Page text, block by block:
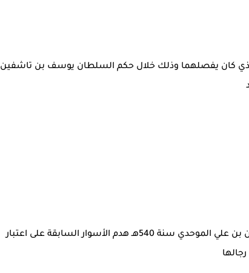
الذي كان يفصلهما وذلك خلال حكم السلطان يوسف بن تاشفين
: تميزت بقرار الخليفة عبدالمومن بن علي الموحدي سنة 540هـ هدم الأسوار السابقة على اعتبار